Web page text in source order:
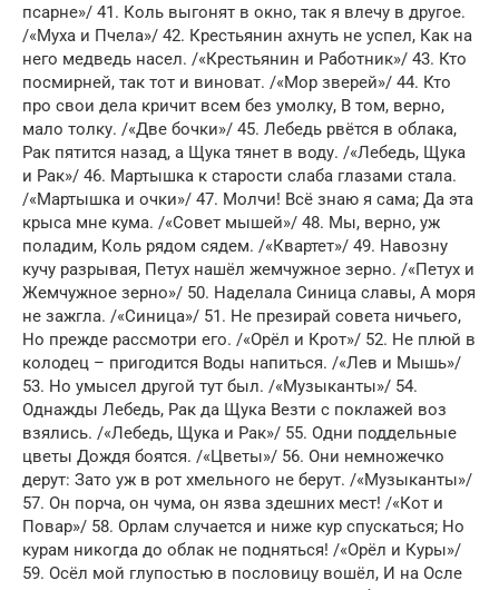
псарне»/ 41. Коль выгонят в окно, так я влечу в другое.
/«Муха и Пчела»/ 42. Крестьянин ахнуть не успел, Как на
него медведь насел. /«Крестьянин и Работник»/ 43. Кто
посмирней, так тот и виноват. /«Мор зверей»/ 44. Кто
про свои дела кричит всем без умолку, В том, верно,
мало толку. /«Две бочки»/ 45. Лебедь рвётся в облака,
Рак пятится назад, а Щука тянет в воду. /«Лебедь, Щука
и Рак»/ 46. Мартышка к старости слаба глазами стала.
/«Мартышка и очки»/ 47. Молчи! Всё знаю я сама; Да эта
крыса мне кума. /«Совет мышей»/ 48. Мы, верно, уж
поладим, Коль рядом сядем. /«Квартет»/ 49. Навозну
кучу разрывая, Петух нашёл жемчужное зерно. /«Петух и
Жемчужное зерно»/ 50. Наделала Синица славы, А моря
не зажгла. /«Синица»/ 51. Не презирай совета ничьего,
Но прежде рассмотри его. /«Орёл и Крот»/ 52. Не плюй в
колодец – пригодится Воды напиться. /«Лев и Мышь»/
53. Но умысел другой тут был. /«Музыканты»/ 54.
Однажды Лебедь, Рак да Щука Везти с поклажей воз
взялись. /«Лебедь, Щука и Рак»/ 55. Одни поддельные
цветы Дождя боятся. /«Цветы»/ 56. Они немножечко
дерут: Зато уж в рот хмельного не берут. /«Музыканты»/
57. Он порча, он чума, он язва здешних мест! /«Кот и
Повар»/ 58. Орлам случается и ниже кур спускаться; Но
курам никогда до облак не подняться! /«Орёл и Куры»/
59. Осёл мой глупостью в пословицу вошёл, И на Осле